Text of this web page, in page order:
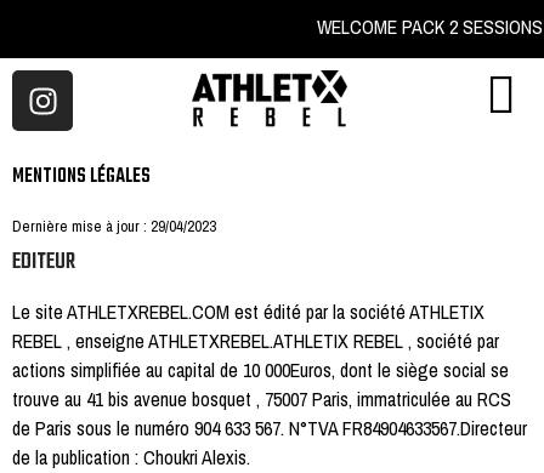
WELCOME PACK 2
MENTIONS LÉGALES
Dernière mise à jour : 29/04/2023
EDITEUR
Le site ATHLETXREBEL.COM est édité par la société ATHLETIX
REBEL , enseigne ATHLETXREBEL.ATHLETIX REBEL , société par
actions simplifiée au capital de 10 000Euros, dont le siège social se
trouve au 41 bis avenue bosquet , 75007 Paris, immatriculée au RCS
de Paris sous le numéro 904 633 567. N°TVA FR84904633567.Directeur
de la publication : Choukri Alexis.